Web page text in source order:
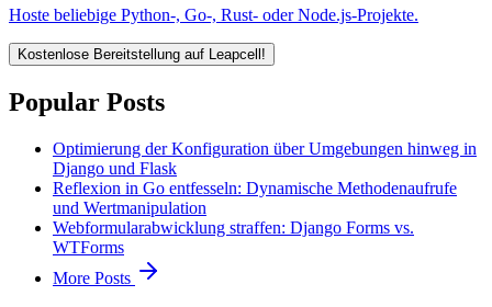
Hoste beliebige Python-, Go-, Rust- oder Node.js-Projekte.
Kostenlose Bereitstellung auf Leapcell!
Popular Posts
Optimierung der Konfiguration über Umgebungen hinweg in
Django und Flask
Reflexion in Go entfesseln: Dynamische Methodenaufrufe
und Wertmanipulation
Webformularabwicklung straffen: Django Forms vs.
WTForms
More Posts